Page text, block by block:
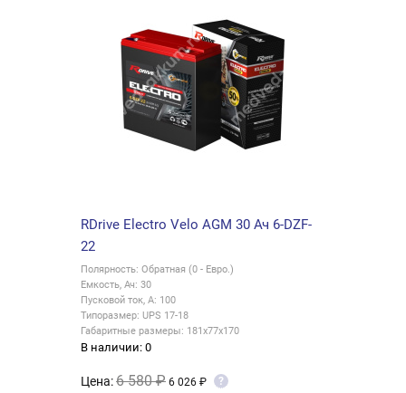
RDrive Electro Velo AGM 30 Ач 6-DZF-
22
Полярность: Обратная (0 - Евро.)
Емкость, Ач: 30
Пусковой ток, А: 100
Типоразмер: UPS 17-18
Габаритные размеры: 181x77x170
В наличии: 0
Цена:6 580 ₽ 6 026 ₽ ?